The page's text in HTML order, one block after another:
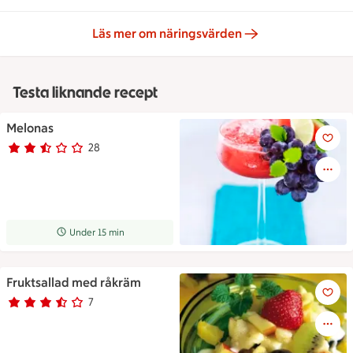
Läs mer om näringsvärden
Testa liknande recept
Melonas
Betyg 2.1 av 5. 28
28 personer har röstat
Receptet tar Under 15 min att tillaga
Under 15 min
Melonas
Fruktsallad med råkräm
Betyg 3.4 av 5. 7
7 personer har röstat
Fruktsallad med råkräm